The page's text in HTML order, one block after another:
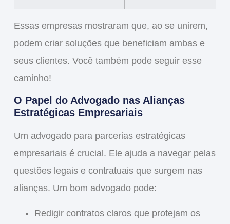
Essas empresas mostraram que, ao se unirem,
podem criar soluções que beneficiam ambase
seus clientes. Você também pode seguir esse
caminho!
O Papel do Advogado nas Alianças
Estratégicas Empresariais
Um advogado para parcerias estratégicas
empresariaisé crucial. Ele ajuda a navegarpelas
questões legais e contratuais que surgem nas
alianças. Um bom advogado pode:
Redigir contratos clarosque protejam os